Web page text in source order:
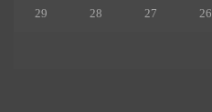
26
27
28
29